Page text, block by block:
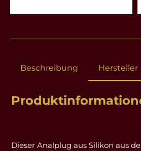
Beschreibung Hersteller
Dieser Analplug aus Silikon aus